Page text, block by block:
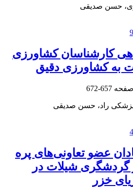
حسن صدیقی
کارشناسان کشاورزی
به کشاورزی دقیق
657-672
پزشکی راد، حسن صدیقی
عضو تعاونی‌‌های پره
شیلات در
خزر